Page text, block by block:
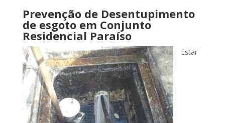
Prevenção de Desentupimento
de esgoto em Conjunto
Residencial Paraíso
Estar